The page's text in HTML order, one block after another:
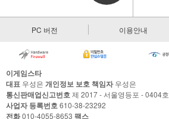
PC 버전 이용안내
이게임스타
대표 우성은 개인정보 보호 책임자우성은
통신판매업신고번호제 2017 - 서울영등포 - 0404호
사업자 등록번호610-38-23292
전화010-4055-8653 팩스